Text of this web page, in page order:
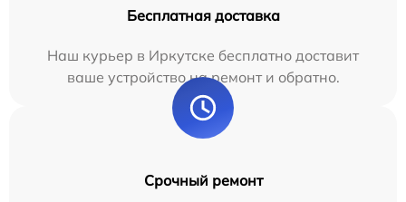
Бесплатная доставка
Наш курьер в Иркутске бесплатно доставит
ваше устройство на ремонт и обратно.
Срочный ремонт